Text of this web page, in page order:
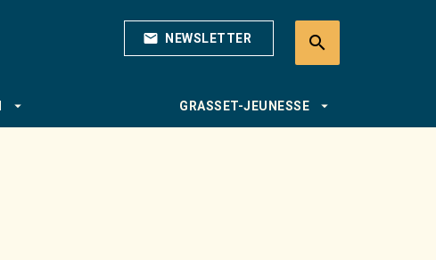
mail NEWSLETTER search
arrow_drop_down GRASSET-JEUNESSE arrow_drop_down